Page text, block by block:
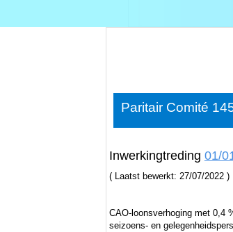
Paritair Comité
Inwerkingtreding 01/
( Laatst bewerkt: 27/07/2022 )
CAO-loonsverhoging met 0,4
seizoens- en